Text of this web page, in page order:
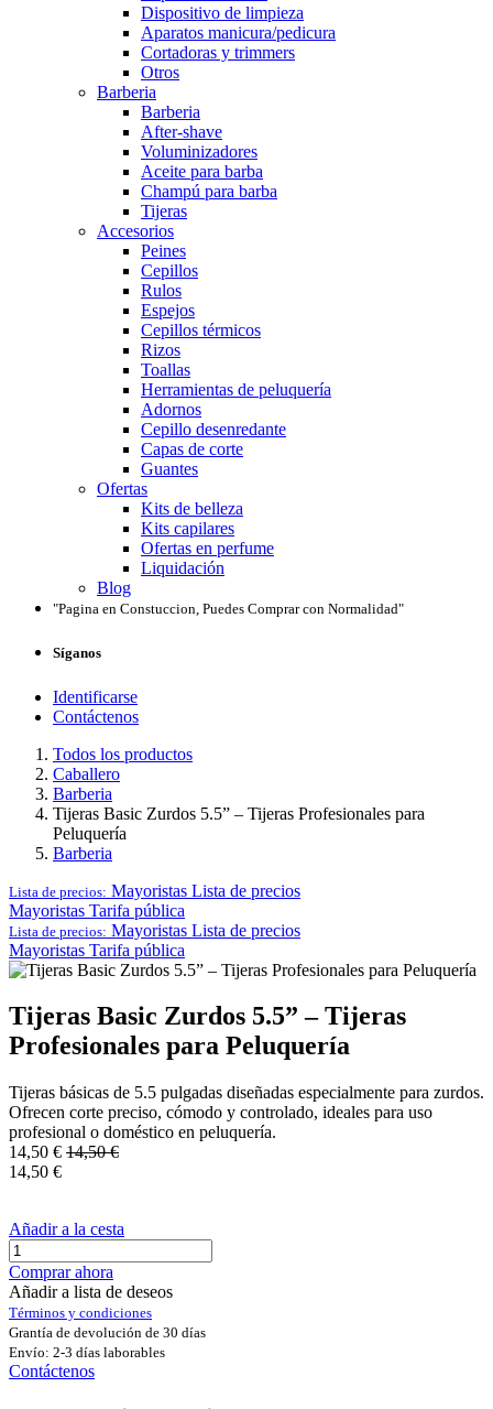
Dispositivo de limpieza
Aparatos manicura/pedicura
Cortadoras y trimmers
Otros
Barberia
Barberia
After-shave
Voluminizadores
Aceite para barba
Champú para barba
Tijeras
Accesorios
Peines
Cepillos
Rulos
Espejos
Cepillos térmicos
Rizos
Toallas
Herramientas de peluquería
Adornos
Cepillo desenredante
Capas de corte
Guantes
Ofertas
Kits de belleza
Kits capilares
Ofertas en perfume
Liquidación
Blog
"Pagina en Constuccion, Puedes Comprar con Normalidad"
Síganos
Identificarse
Contáctenos
Todos los productos
Caballero
Barberia
Tijeras Basic Zurdos 5.5” – Tijeras Profesionales para
Peluquería
Barberia
Lista de precios: Mayoristas Lista de precios
Mayoristas Tarifa pública
Lista de precios: Mayoristas Lista de precios
Mayoristas Tarifa pública
Tijeras Basic Zurdos 5.5” – Tijeras
Profesionales para Peluquería
Tijeras básicas de 5.5 pulgadas diseñadas especialmente para zurdos.
Ofrecen corte preciso, cómodo y controlado, ideales para uso
profesional o doméstico en peluquería.
14,50 € 14,50€
14,50 €
Añadir a la cesta
Comprar ahora
Añadir a lista de deseos
Términos y condiciones
Grantía de devolución de 30 días
Envío: 2-3 días laborables
Contáctenos